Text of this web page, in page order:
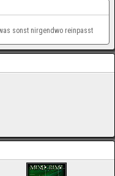
sonst nirgendwo reinpasst